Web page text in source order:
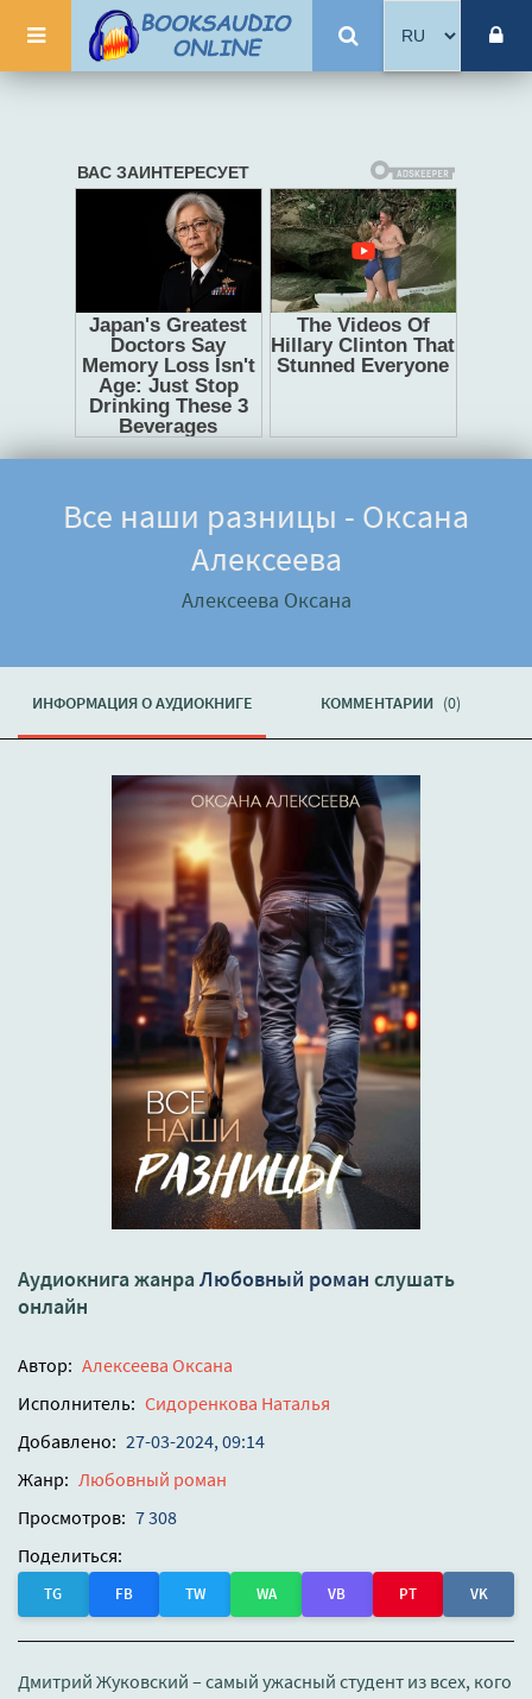
Все наши разницы - Оксана
Алексеева
Алексеева Оксана
ИНФОРМАЦИЯ О АУДИОКНИГЕ КОММЕНТАРИИ (0)
Аудиокнига жанра Любовный роман слушать
онлайн
Автор: Алексеева Оксана
Исполнитель: Сидоренкова Наталья
Добавлено: 27-03-2024, 09:14
Жанр: Любовный роман
Просмотров: 7 308
Поделиться:
TG FB TW WA VB PT VK
Дмитрий Жуковский – самый ужасный студент из всех, кого